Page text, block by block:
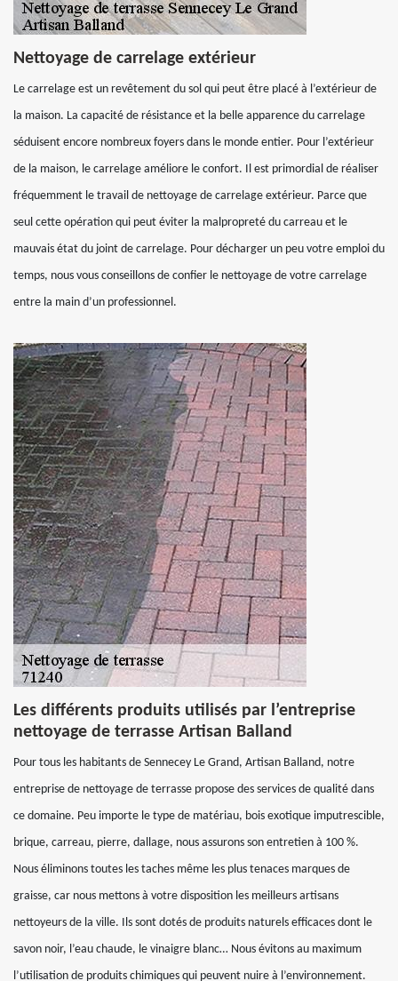
Nettoyage de carrelage extérieur
Le carrelage est un revêtement du sol qui peut être placé à l’extérieur de
la maison. La capacité de résistance et la belle apparence du carrelage
séduisent encore nombreux foyers dans le monde entier. Pour l’extérieur
de la maison, le carrelage améliore le confort. Il est primordial de réaliser
fréquemment le travail de nettoyage de carrelage extérieur. Parce que
seul cette opération qui peut éviter la malpropreté du carreau et le
mauvais état du joint de carrelage. Pour décharger un peu votre emploi du
temps, nous vous conseillons de confier le nettoyage de votre carrelage
entre la main d’un professionnel.
Les différents produits utilisés par l’entreprise
nettoyage de terrasse Artisan Balland
Pour tous les habitants de Sennecey Le Grand, Artisan Balland, notre
entreprise de nettoyage de terrasse propose des services de qualité dans
ce domaine. Peu importe le type de matériau, bois exotique imputrescible,
brique, carreau, pierre, dallage, nous assurons son entretien à 100 %.
Nous éliminons toutes les taches même les plus tenaces marques de
graisse, car nous mettons à votre disposition les meilleurs artisans
nettoyeurs de la ville. Ils sont dotés de produits naturels efficaces dont le
savon noir, l’eau chaude, le vinaigre blanc… Nous évitons au maximum
l’utilisation de produits chimiques qui peuvent nuire à l’environnement.